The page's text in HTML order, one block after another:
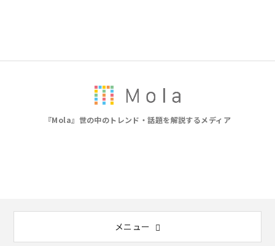
『Mola』世の中のトレンド・話題を解説するメディア
メニュー